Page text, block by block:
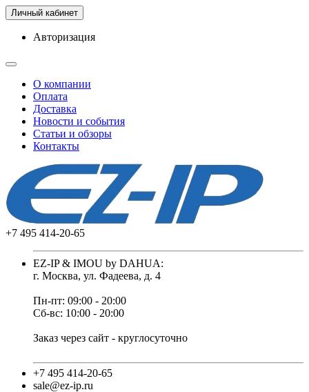
Личный кабинет
Авторизация
О компании
Оплата
Доставка
Новости и события
Статьи и обзоры
Контакты
+7 495 414-20-65
EZ-IP & IMOU by DAHUA:
г. Москва, ул. Фадеева, д. 4
Пн-пт: 09:00 - 20:00
Сб-вс: 10:00 - 20:00
Заказ через сайт - круглосуточно
+7 495 414-20-65
sale@ez-ip.ru